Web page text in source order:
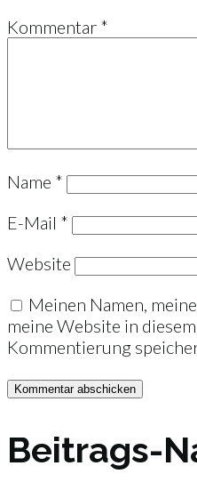
Kommentar *
Name *
E-Mail *
Website
Meinen Namen,
meine Website in
Kommentierung
Beitrags-